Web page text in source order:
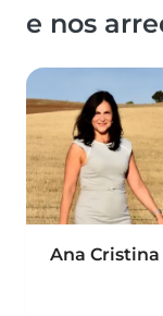
e nos
Ana Cristina